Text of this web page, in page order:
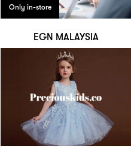
Only in-store
EGN MALAYSIA